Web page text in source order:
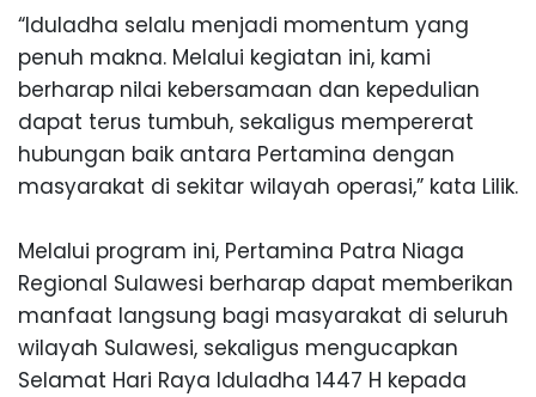
“Iduladha selalu menjadi momentum yang
penuh makna. Melalui kegiatan ini, kami
berharap nilai kebersamaan dan kepedulian
dapat terus tumbuh, sekaligus mempererat
hubungan baik antara Pertamina dengan
masyarakat di sekitar wilayah operasi,” kata Lilik.
Melalui program ini, Pertamina Patra Niaga
Regional Sulawesi berharap dapat memberikan
manfaat langsung bagi masyarakat di seluruh
wilayah Sulawesi, sekaligus mengucapkan
Selamat Hari Raya Iduladha 1447 H kepada